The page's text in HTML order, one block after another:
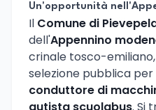
Un'opportunità
Il Comune di
dell'Appennino
crinale tosco-
selezione pubblica per
conduttore di
autista scuolabus. Si